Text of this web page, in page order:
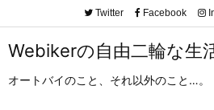
Webikerの自由二輪な生
オートバイのこと、それ以外のこと…。
Twitter Facebook